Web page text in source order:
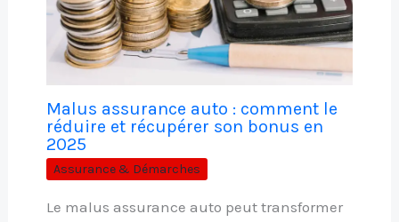
Malus assurance auto : comment le
réduire et récupérer son bonus en
2025
Assurance & Démarches
Le malus assurance auto peut transformer